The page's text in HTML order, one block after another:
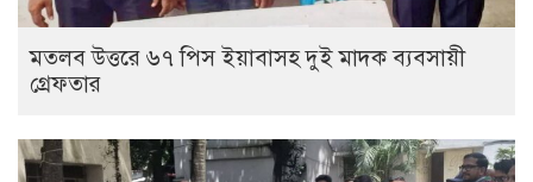
মতলব উত্তরে ৬৭ পিস ইয়াবাসহ দুই মাদক ব্যবসায়ী
গ্রেফতার